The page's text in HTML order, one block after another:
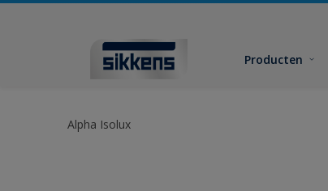
Producten
Alpha Isolux